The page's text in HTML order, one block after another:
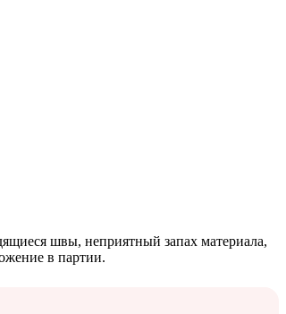
швы, неприятный запах материала,
в партии.